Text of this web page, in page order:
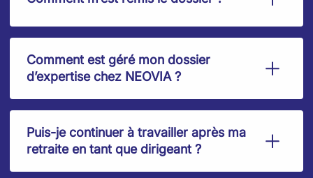
Comment est géré mon dossier
d’expertise chez NEOVIA ?
Puis-je continuer à travailler après ma
retraite en tant que dirigeant ?